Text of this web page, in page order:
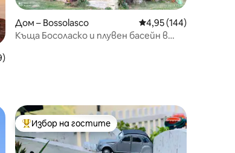
4,99 от 5, 129 отзива
Дом – Bossolasco Средна оценка: 4,95
4,95 (144)
Къща Босоласко и плувен басейн в
Най-популярен избор на гостите
Избор на гостите